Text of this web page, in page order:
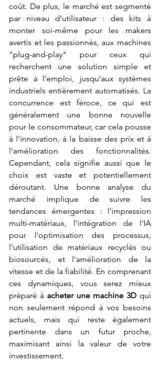
coût. De plus, le marché est segmenté
par niveau d'utilisateur : des kits à
monter soi-même pour les makers
avertis et les passionnés, aux machines
"plug-and-play" pour ceux qui
recherchent une solution simple et
prête à l'emploi, jusqu'aux systèmes
industriels entièrement automatisés. La
concurrence est féroce, ce qui est
généralement une bonne nouvelle
pour le consommateur, car cela pousse
à l'innovation, à la baisse des prix et à
l'amélioration des fonctionnalités.
Cependant, cela signifie aussi que le
choix est vaste et potentiellement
déroutant. Une bonne analyse du
marché implique de suivre les
tendances émergentes : l'impression
multi-matériaux, l'intégration de l'IA
pour l'optimisation des processus,
l'utilisation de matériaux recyclés ou
biosourcés, et l'amélioration de la
vitesse et de la fiabilité. En comprenant
ces dynamiques, vous serez mieux
préparé à acheter une machine 3D qui
non seulement répond à vos besoins
actuels, mais qui reste également
pertinente dans un futur proche,
maximisant ainsi la valeur de votre
investissement.